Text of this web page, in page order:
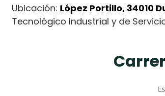
Ubicación: López Portillo, 34010
Tecnológico Industrial y de